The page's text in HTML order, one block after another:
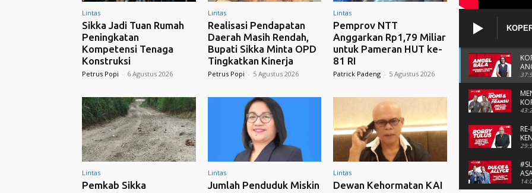
Lintas
Sikka Jadi Tuan Rumah
Peningkatan
Kompetensi Tenaga
Konstruksi
Petrus Popi - 6 Agustus 2026
Lintas
Realisasi Pendapatan
Daerah Masih Rendah,
Bupati Sikka Minta OPD
Tingkatkan Kinerja
Petrus Popi - 5 Agustus 2026
Lintas
Pemprov NTT
Anggarkan Rp1,79 Miliar
untuk Pameran HUT ke-
81 RI
Patrick Padeng - 5 Agustus 2026
Lintas
Pemkab Sikka
Lintas
Jumlah Penduduk Miskin
Lintas
Dewan Kehormatan KAI
&